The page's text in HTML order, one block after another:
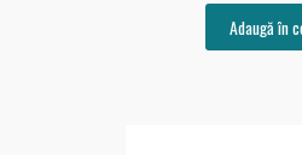
Adaugă în